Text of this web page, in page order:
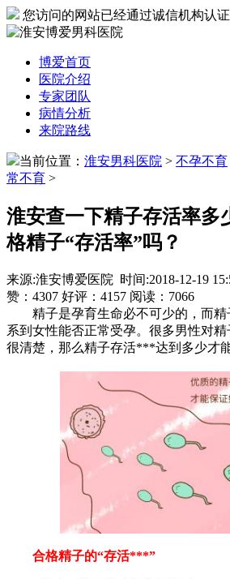
您访问的网站已经通过诚信机构认证
博爱首页
医院介绍
专家团队
病情分析
来院路线
当前位置： 淮安男科医院 > 不孕不育
常不育 >
淮安查一下精子存活率多
格精子“存活率”吗？
来源:淮安博爱医院 时间:2018-12-19
赞： 4307 好评： 4157 阅读： 7066
精子是孕育生命必不可少的，而精
系到女性能否正常受孕。很多男性对
很清楚，那么精子存活***达到多少才
合格精子的“存活***”